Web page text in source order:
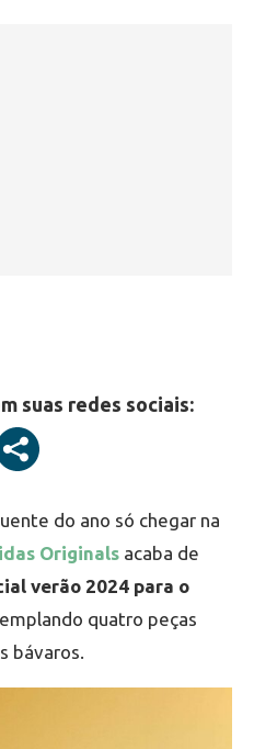
suas redes sociais:
do ano só chegar na
Originals acaba de
verão 2024 para o
quatro peças
bávaros.